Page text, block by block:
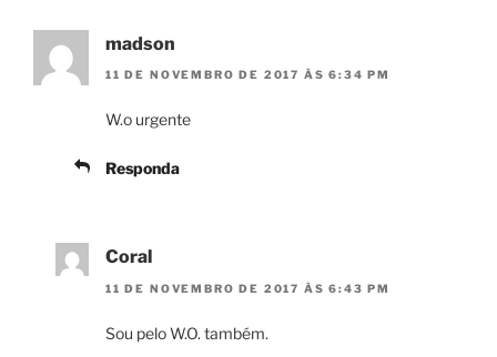
madson
11 DE NOVEMBRO DE 2017 ÀS 6:34 PM
W.o urgente
Responda
Coral
11 DE NOVEMBRO DE 2017 ÀS 6:43 PM
Sou pelo W.O. também.